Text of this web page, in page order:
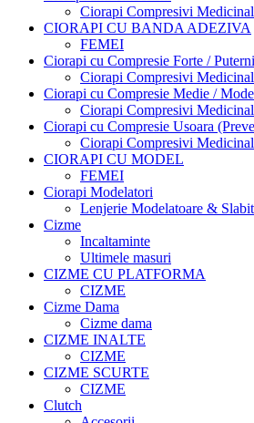
Ciorapi Compresivi
CIORAPI CU BANDA ADEZIVA
FEMEI
Ciorapi cu Compresie Forte /
Ciorapi Compresivi
Ciorapi cu Compresie Medie /
Ciorapi Compresivi
Ciorapi cu Compresie Usoara
Ciorapi Compresivi
CIORAPI CU MODEL
FEMEI
Ciorapi Modelatori
Lenjerie Modelatoare & Slabit
Cizme
Incaltaminte
Ultimele masuri
CIZME CU PLATFORMA
CIZME
Cizme Dama
Cizme dama
CIZME INALTE
CIZME
CIZME SCURTE
CIZME
Clutch